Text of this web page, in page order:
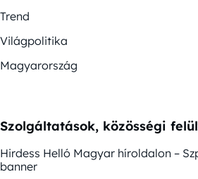
Trend
Világpolitika
Magyarország
Szolgáltatások, közösségi
Hirdess Helló Magyar híroldalon –
banner